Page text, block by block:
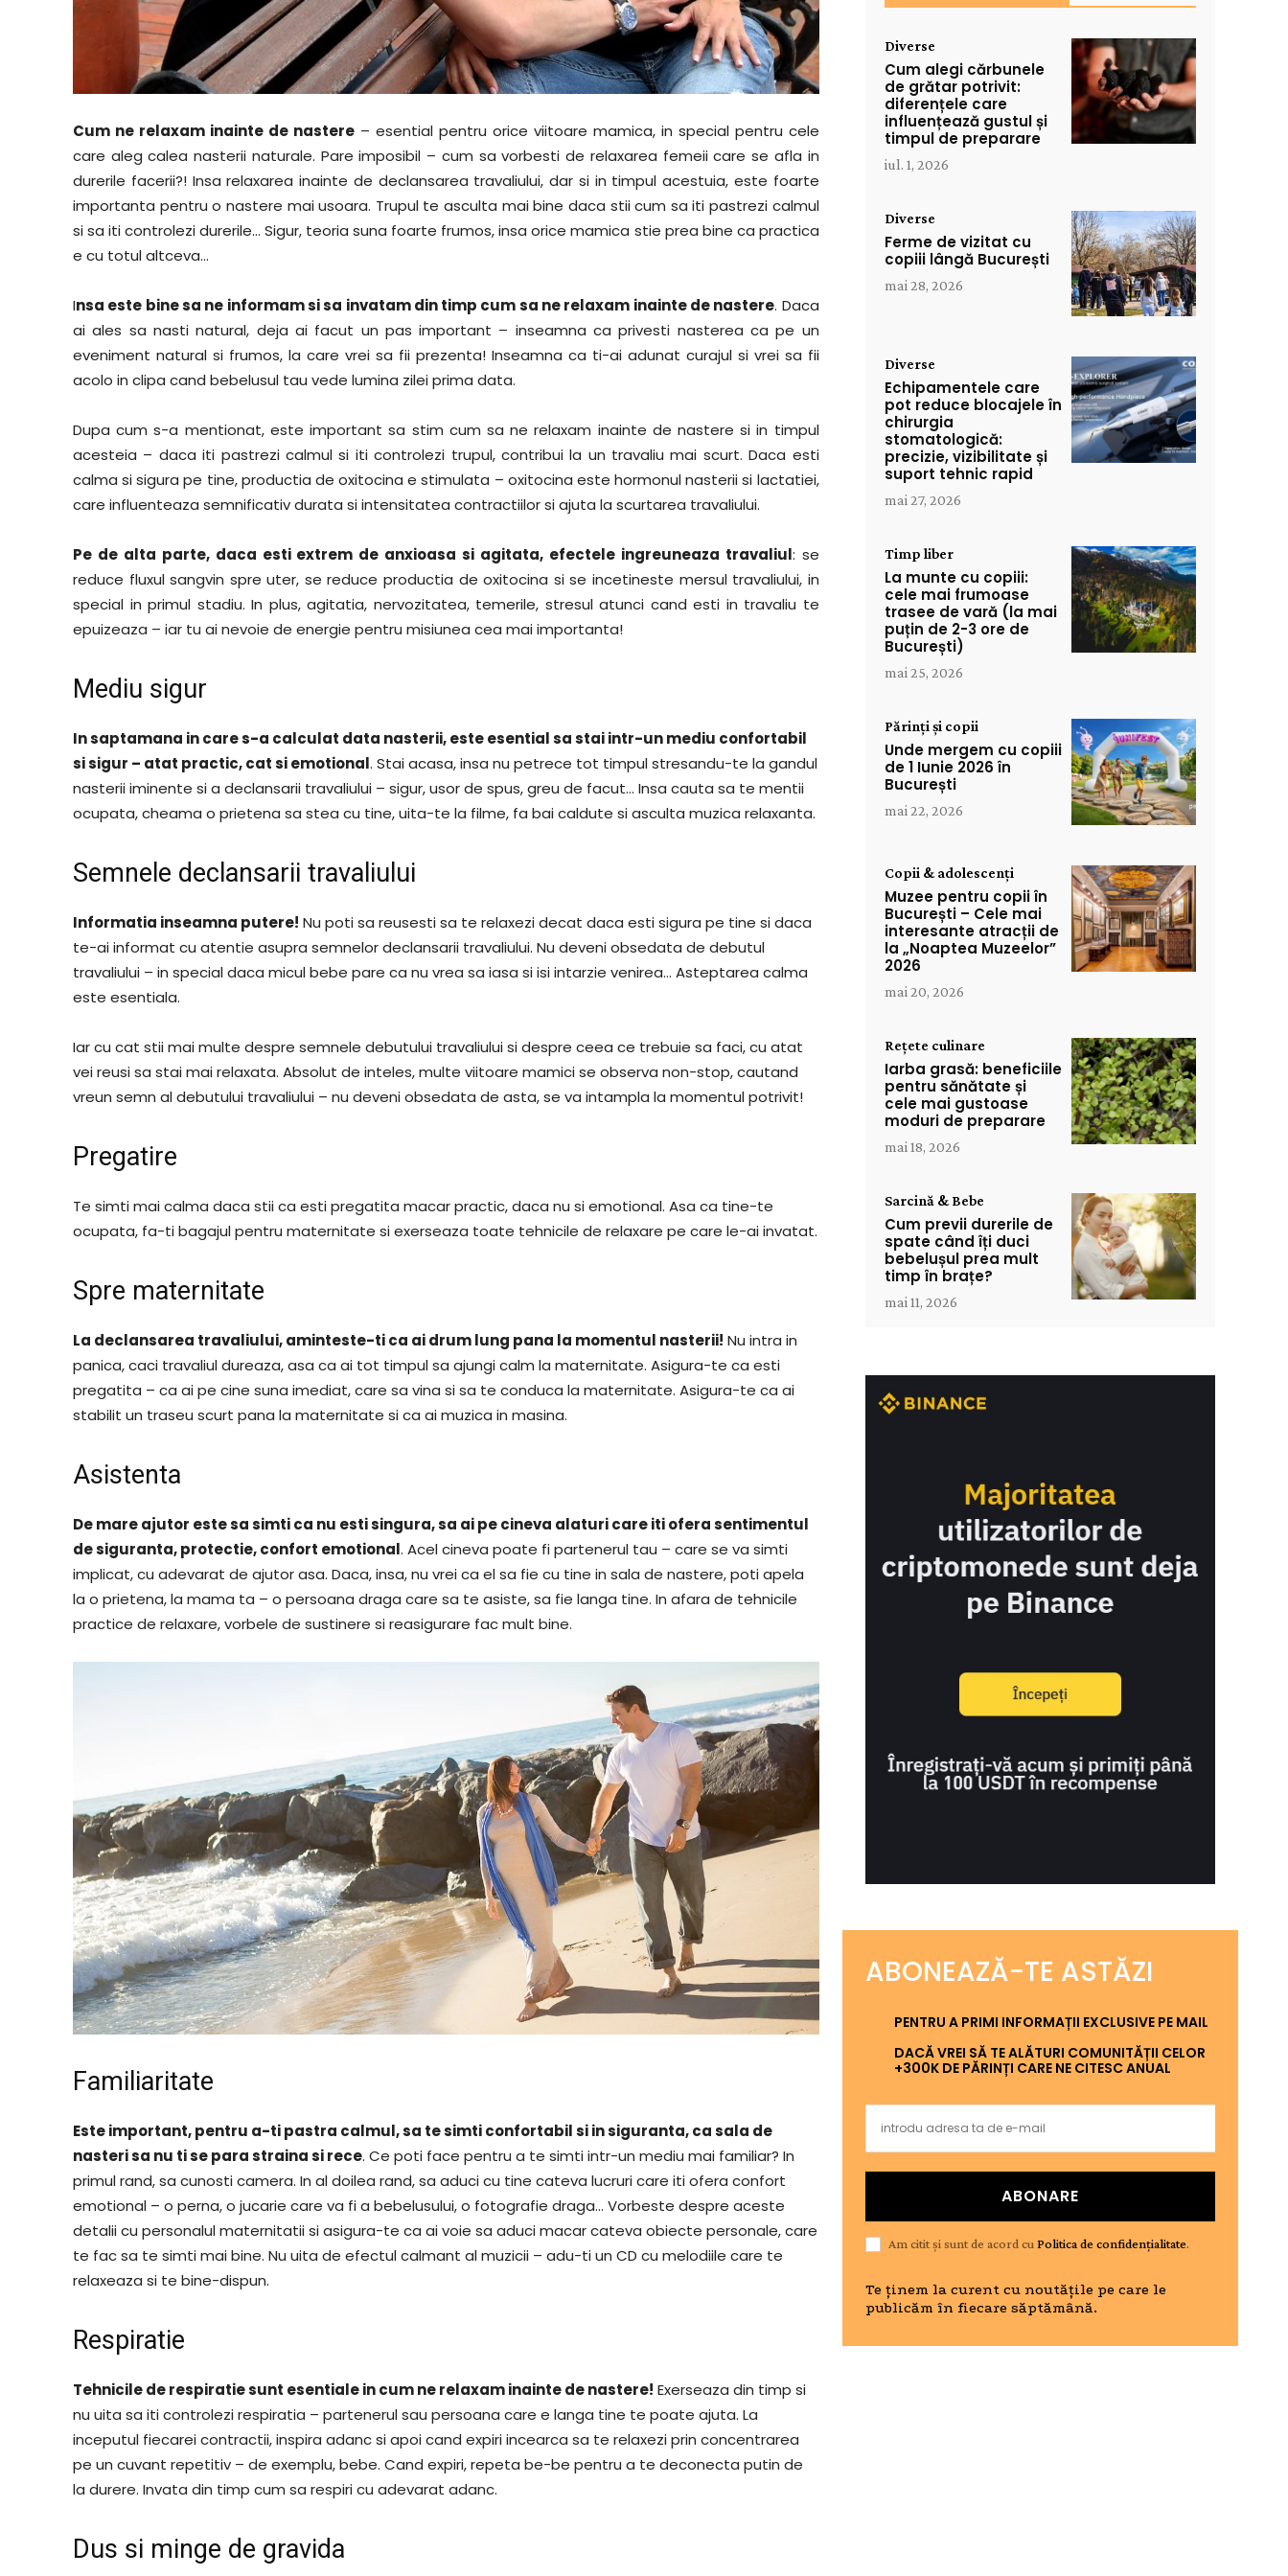
Cum ne relaxam inainte de nastere– esential pentru orice viitoare mamica, in special pentru cele
care aleg calea nasterii naturale. Pare imposibil – cum sa vorbesti de relaxarea femeii care se afla in
durerile facerii?! Insa relaxarea inainte de declansarea travaliului, dar si in timpul acestuia, este foarte
importanta pentru o nastere mai usoara. Trupul te asculta mai bine daca stii cum sa iti pastrezi calmul
si sa iti controlezi durerile… Sigur, teoria suna foarte frumos, insa orice mamica stie prea bine ca practica
e cu totul altceva…
Insa este bine sa ne informam si sa invatam din timp cum sa ne relaxam inainte de nastere. Daca
ai ales sa nasti natural, deja ai facut un pas important – inseamna ca privesti nasterea ca pe un
eveniment natural si frumos, la care vrei sa fii prezenta! Inseamna ca ti-ai adunat curajul si vrei sa fii
acolo in clipa cand bebelusul tau vede lumina zilei prima data.
Dupa cum s-a mentionat, este important sa stim cum sa ne relaxam inainte de nastere si in timpul
acesteia – daca iti pastrezi calmul si iti controlezi trupul, contribui la un travaliu mai scurt. Daca esti
calma si sigura pe tine, productia de oxitocina e stimulata – oxitocina este hormonul nasterii si lactatiei,
care influenteaza semnificativ durata si intensitatea contractiilor si ajuta la scurtarea travaliului.
Pe de alta parte, daca esti extrem de anxioasa si agitata, efectele ingreuneaza travaliul: se
reduce fluxul sangvin spre uter, se reduce productia de oxitocina si se incetineste mersul travaliului, in
special in primul stadiu. In plus, agitatia, nervozitatea, temerile, stresul atunci cand esti in travaliu te
epuizeaza – iar tu ai nevoie de energie pentru misiunea cea mai importanta!
Mediu sigur
In saptamana in care s-a calculat data nasterii, este esential sa stai intr-un mediu confortabil
si sigur – atat practic, cat si emotional. Stai acasa, insa nu petrece tot timpul stresandu-te la gandul
nasterii iminente si a declansarii travaliului – sigur, usor de spus, greu de facut… Insa cauta sa te mentii
ocupata, cheama o prietena sa stea cu tine, uita-te la filme, fa bai caldute si asculta muzica relaxanta.
Semnele declansarii travaliului
Informatia inseamna putere! Nu poti sa reusesti sa te relaxezi decat daca esti sigura pe tine si daca
te-ai informat cu atentie asupra semnelor declansarii travaliului. Nu deveni obsedata de debutul
travaliului – in special daca micul bebe pare ca nu vrea sa iasa si isi intarzie venirea… Asteptarea calma
este esentiala.
Iar cu cat stii mai multe despre semnele debutului travaliului si despre ceea ce trebuie sa faci, cu atat
vei reusi sa stai mai relaxata. Absolut de inteles, multe viitoare mamici se observa non-stop, cautand
vreun semn al debutului travaliului – nu deveni obsedata de asta, se va intampla la momentul potrivit!
Pregatire
Te simti mai calma daca stii ca esti pregatita macar practic, daca nu si emotional. Asa ca tine-te
ocupata, fa-ti bagajul pentru maternitate si exerseaza toate tehnicile de relaxare pe care le-ai invatat.
Spre maternitate
La declansarea travaliului, aminteste-ti ca ai drum lung pana la momentul nasterii! Nu intra in
panica, caci travaliul dureaza, asa ca ai tot timpul sa ajungi calm la maternitate. Asigura-te ca esti
pregatita – ca ai pe cine suna imediat, care sa vina si sa te conduca la maternitate. Asigura-te ca ai
stabilit un traseu scurt pana la maternitate si ca ai muzica in masina.
Asistenta
De mare ajutor este sa simti ca nu esti singura, sa ai pe cineva alaturi care iti ofera sentimentul
de siguranta, protectie, confort emotional. Acel cineva poate fi partenerul tau – care se va simti
implicat, cu adevarat de ajutor asa. Daca, insa, nu vrei ca el sa fie cu tine in sala de nastere, poti apela
la o prietena, la mama ta – o persoana draga care sa te asiste, sa fie langa tine. In afara de tehnicile
practice de relaxare, vorbele de sustinere si reasigurare fac mult bine.
Familiaritate
Este important, pentru a-ti pastra calmul, sa te simti confortabil si in siguranta, ca sala de
nasteri sa nu ti se para straina si rece. Ce poti face pentru a te simti intr-un mediu mai familiar? In
primul rand, sa cunosti camera. In al doilea rand, sa aduci cu tine cateva lucruri care iti ofera confort
emotional – o perna, o jucarie care va fi a bebelusului, o fotografie draga… Vorbeste despre aceste
detalii cu personalul maternitatii si asigura-te ca ai voie sa aduci macar cateva obiecte personale, care
te fac sa te simti mai bine. Nu uita de efectul calmant al muzicii – adu-ti un CD cu melodiile care te
relaxeaza si te bine-dispun.
Respiratie
Tehnicile de respiratie sunt esentiale in cum ne relaxam inainte de nastere! Exerseaza din timp si
nu uita sa iti controlezi respiratia – partenerul sau persoana care e langa tine te poate ajuta. La
inceputul fiecarei contractii, inspira adanc si apoi cand expiri incearca sa te relaxezi prin concentrarea
pe un cuvant repetitiv – de exemplu, bebe. Cand expiri, repeta be-be pentru a te deconecta putin de
la durere. Invata din timp cum sa respiri cu adevarat adanc.
Dus si minge de gravida
Diverse
Cum alegi cărbunele
de grătar potrivit:
diferențele care
influențează gustul și
timpul de preparare
iul. 1, 2026
Diverse
Ferme de vizitat cu
copiii lângă București
mai 28, 2026
Diverse
Echipamentele care
pot reduce blocajele în
chirurgia
stomatologică:
precizie, vizibilitate și
suport tehnic rapid
mai 27, 2026
Timp liber
La munte cu copiii:
cele mai frumoase
trasee de vară (la mai
puțin de 2-3 ore de
București)
mai 25, 2026
Părinți și copii
Unde mergem cu copiii
de 1 Iunie 2026 în
București
mai 22, 2026
Copii & adolescenți
Muzee pentru copii în
București – Cele mai
interesante atracții de
la „Noaptea Muzeelor”
2026
mai 20, 2026
Rețete culinare
Iarba grasă: beneficiile
pentru sănătate și
cele mai gustoase
moduri de preparare
mai 18, 2026
Sarcină & Bebe
Cum previi durerile de
spate când îți duci
bebelușul prea mult
timp în brațe?
mai 11, 2026
ABONEAZĂ-TE ASTĂZI
PENTRU A PRIMI INFORMAȚII EXCLUSIVE PE MAIL
DACĂ VREI SĂ TE ALĂTURI COMUNITĂȚII CELOR
+300K DE PĂRINȚI CARE NE CITESC ANUAL
ABONARE
Am citit și sunt de acord cuPolitica de confidențialitate.
Te ținem la curent cu noutățile pe care le
publicăm în fiecare săptămână.